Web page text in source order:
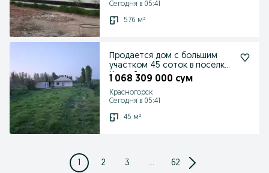
Сегодня в 05:41
576 м²
Продается дом с большим
участком 45 соток в поселке
Курсой
1 068 309 000 сум
Красногорск
Сегодня в 05:41
45 м²
1 2 3 ... 62